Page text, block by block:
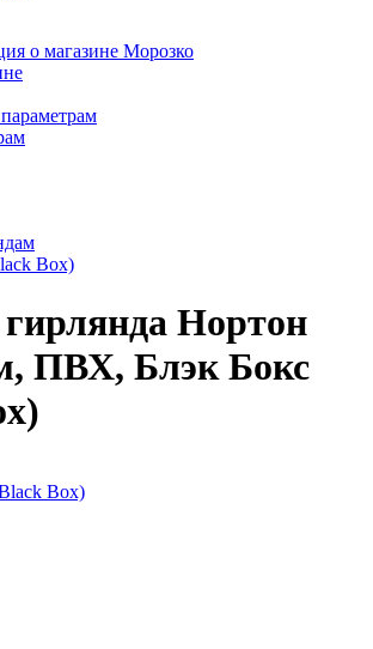
Box)
Нортон
ПВХ, Блэк Бокс
Box)